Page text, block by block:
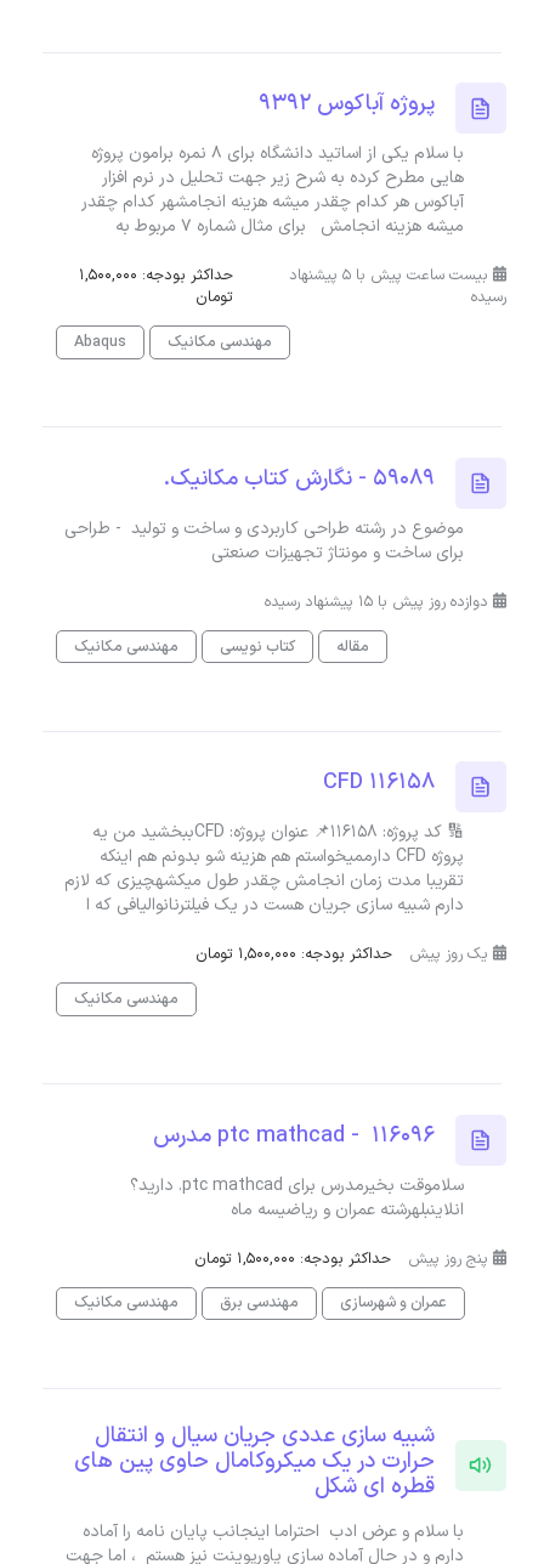
پروژه آباکوس 9392
با سلام یکی از اساتید دانشگاه برای ۸ نمره برامون پروژه
هایی مطرح کرده به شرح زیر جهت تحلیل در نرم افزار
آباکوس هر کدام چقدر میشه هزینه انجامشهر کدام چقدر
میشه هزینه انجامش برای مثال شماره ۷ مربوط به
بیست ساعت پیش با 5 پیشنهاد
رسیده
حداکثر بودجه: 1,500,000
تومان
مهندسی مکانیک
Abaqus
59089 - نگارش کتاب مکانیک.
موضوع در رشته طراحی کاربردی و ساخت و تولید - طراحی
برای ساخت و مونتاژ تجهیزات صنعتی
دوازده روز پیش با 15 پیشنهاد رسیده
مقاله
کتاب نویسی مهندسی مکانیک
CFD 116158
🔢 کد پروژه: 116158📌 عنوان پروژه: CFDببخشید من یه
پروژه CFD دارممیخواستم هم هزینه شو بدونم هم اینکه
تقریبا مدت زمان انجامش چقدر طول میکشهچیزی که لازم
دارم شبیه سازی جریان هست در یک فیلترنانوالیافی که ا
یک روز پیش
حداکثر بودجه: 1,500,000 تومان
مهندسی مکانیک
116096 - ptc mathcad مدرس
سلاموقت بخیرمدرس برای ptc mathcad. دارید؟
انلاینبلهرشته عمران و ریاضیسه ماه
پنج روز پیش
حداکثر بودجه: 1,500,000 تومان
عمران و شهرسازی
مهندسی برق مهندسی مکانیک
شبیه سازی عددی جریان سیال و انتقال
حرارت در یک میکروکامال حاوی پین های
قطره ای شکل
با سلام و عرض ادب احتراما اینجانب پایان نامه را آماده
دارم و در حال آماده سازی پاورپوینت نیز هستم ، اما جهت